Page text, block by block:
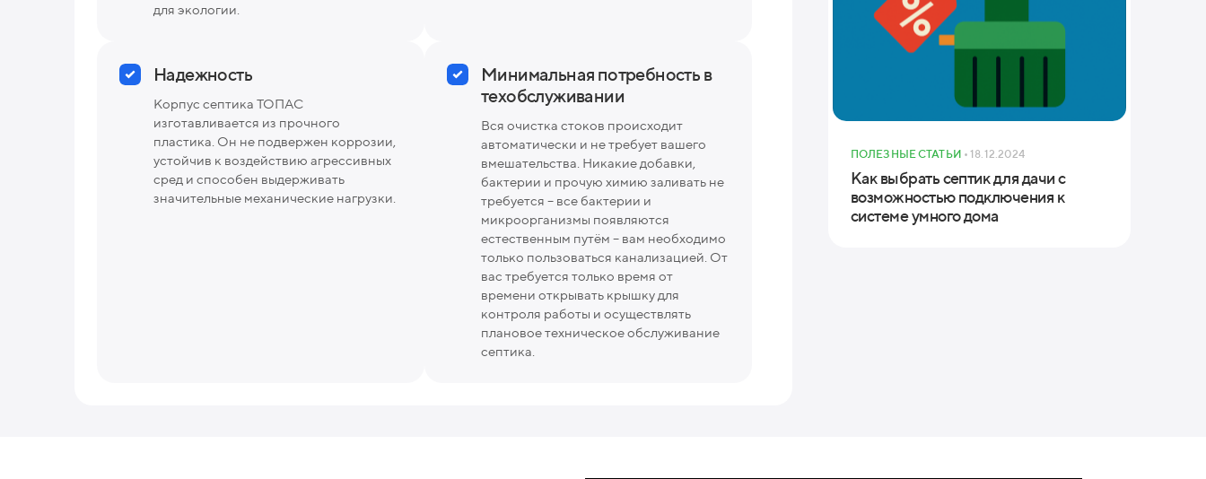
для экологии.
Надежность
Корпус септика ТОПАС
изготавливается из прочного
пластика. Он не подвержен коррозии,
устойчив к воздействию агрессивных
сред и способен выдерживать
значительные механические нагрузки.
Минимальная потребность в
техобслуживании
Вся очистка стоков происходит
автоматически и не требует вашего
вмешательства. Никакие добавки,
бактерии и прочую химию заливать не
требуется – все бактерии и
микроорганизмы появляются
естественным путём – вам необходимо
только пользоваться канализацией. От
вас требуется только время от
времени открывать крышку для
контроля работы и осуществлять
плановое техническое обслуживание
септика.
ПОЛЕЗНЫЕ СТАТЬИ • 18.12.2024
Как выбрать септик для дачи с
возможностью подключения к
системе умного дома